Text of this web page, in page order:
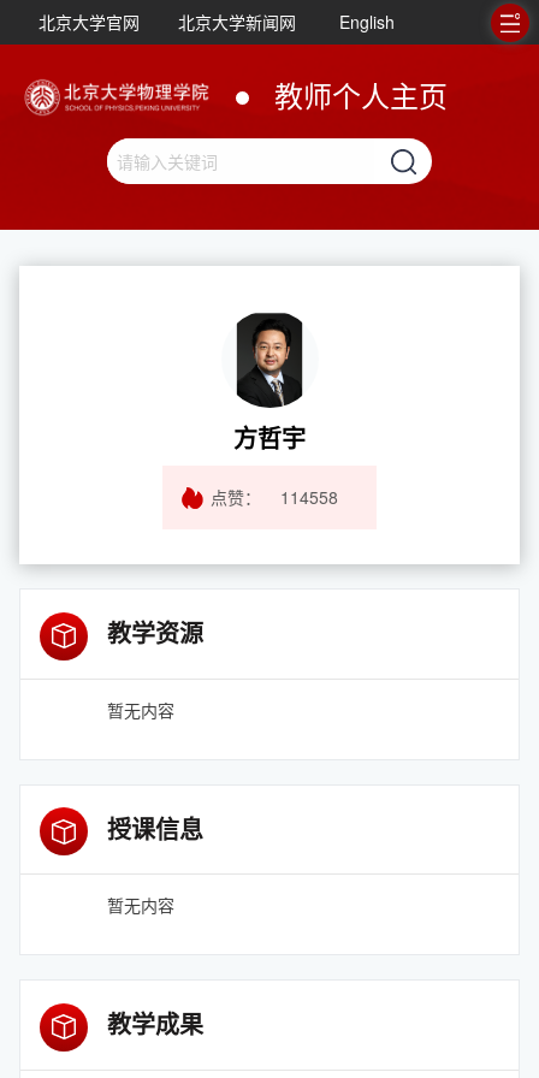
北京大学官网 北京大学新闻网 English
教师个人主页
方哲宇
点赞： 114558
教学资源
暂无内容
授课信息
暂无内容
教学成果